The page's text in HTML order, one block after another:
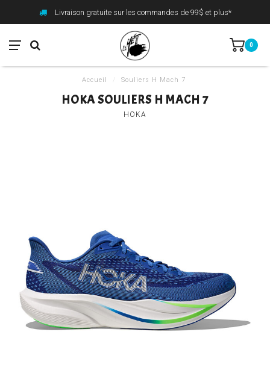
Livraison gratuite sur les commandes de 99$ et plus*
0
Accueil Souliers H Mach 7
HOKA SOULIERS H MACH 7
HOKA